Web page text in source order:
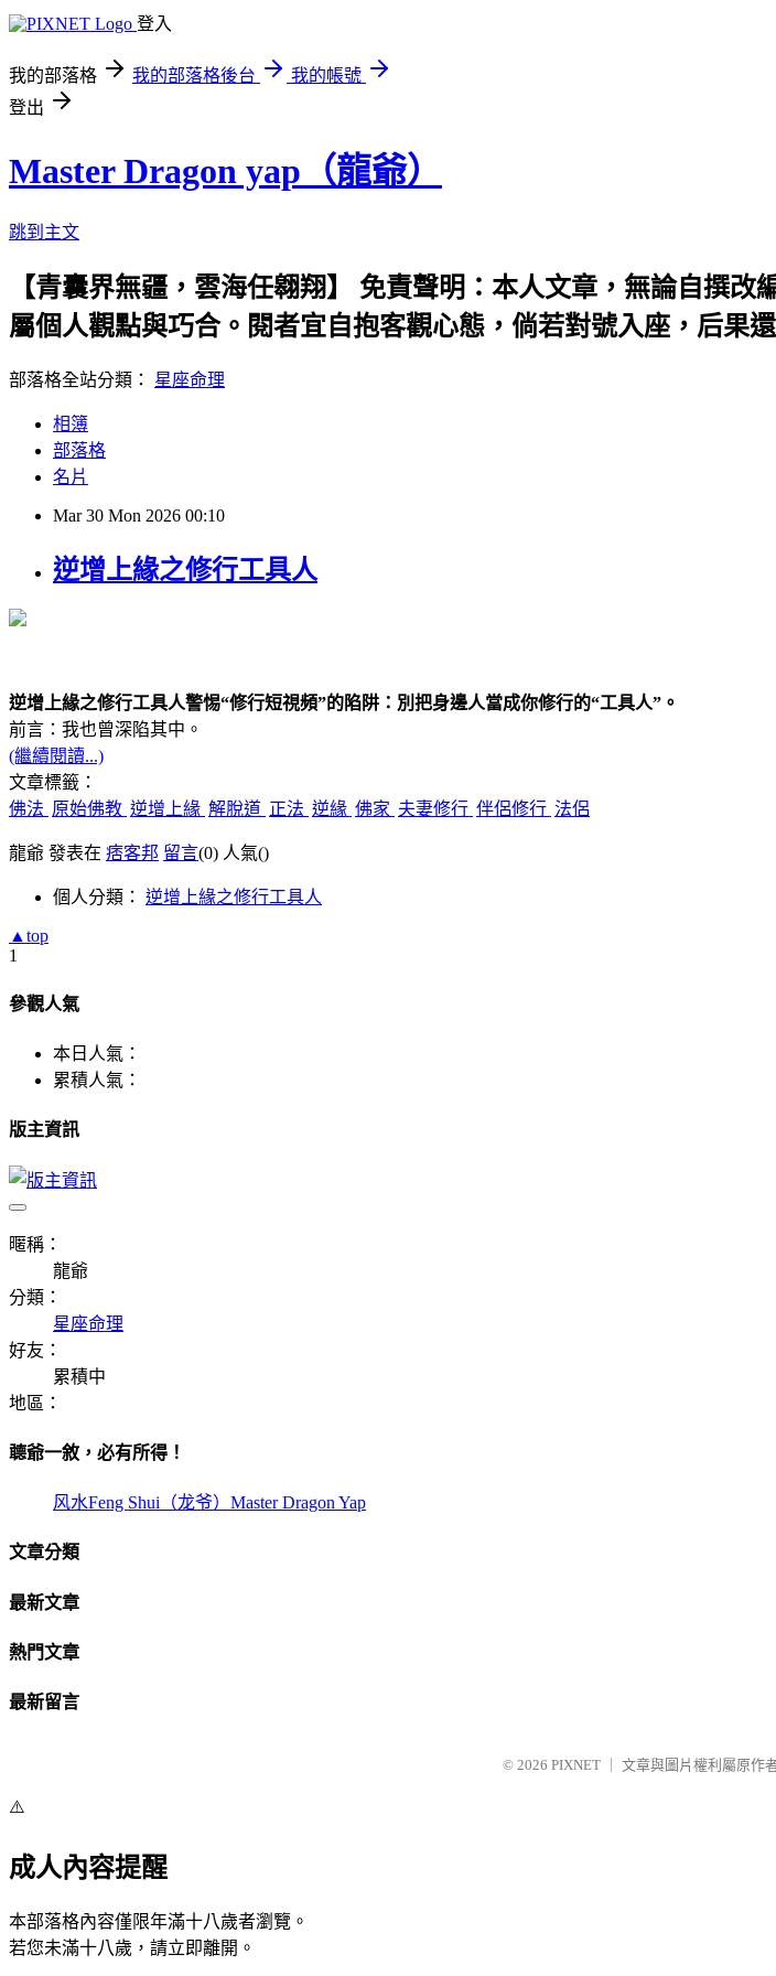
登入
我的部落格 我的部落格後台
我的帳號
登出
Master Dragon yap（龍爺）
跳到主文
【青囊界無疆，雲海任翱翔】 免責聲明：本人文章，無論自撰
屬個人觀點與巧合。閱者宜自抱客觀心態，倘若對號入座，后果
部落格全站分類： 星座命理
相簿
部落格
名片
Mar 30 Mon 2026 00:10
逆增上緣之修行工具人
逆增上緣之修行工具人警惕“修行短視頻”的陷阱：別把身邊人當成你修行的“工具人” 。
前言：我也曾深陷其中 。
(繼續閱讀...)
文章標籤：
佛法 原始佛教 逆增上緣 解脫道 正法 逆緣 佛家 夫妻修行 伴侶修行 法侶
龍爺 發表在 痞客邦 留言(0) 人氣()
個人分類： 逆增上緣之修行工具人
▲top
1
參觀人氣
本日人氣：
累積人氣：
版主資訊
暱稱：
龍爺
分類：
星座命理
好友：
累積中
地區：
聼爺一敘，必有所得！
风水Feng Shui（龙爷）Master Dragon Yap
文章分類
最新文章
熱門文章
最新留言
© 2026 PIXNET 文章與圖片權利屬原作
⚠️
成人內容提醒
本部落格內容僅限年滿十八歲者瀏覽。
若您未滿十八歲，請立即離開。